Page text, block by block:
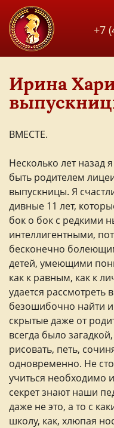
+7
Ирина
ВМЕСТЕ.
Несколько лет назад
быть родителем
выпускницы. Я
дивные 11 лет,
бок о бок с редкими
интеллигентными,
бесконечно
детей, умеющими
как к равным, как к
удается рассмотреть
безошибочно найти
скрытые даже от
всегда было
рисовать, петь,
одновременно. Не
учиться необходимо
секрет знают наши
даже не это, а то с
школу, как, хлюпая